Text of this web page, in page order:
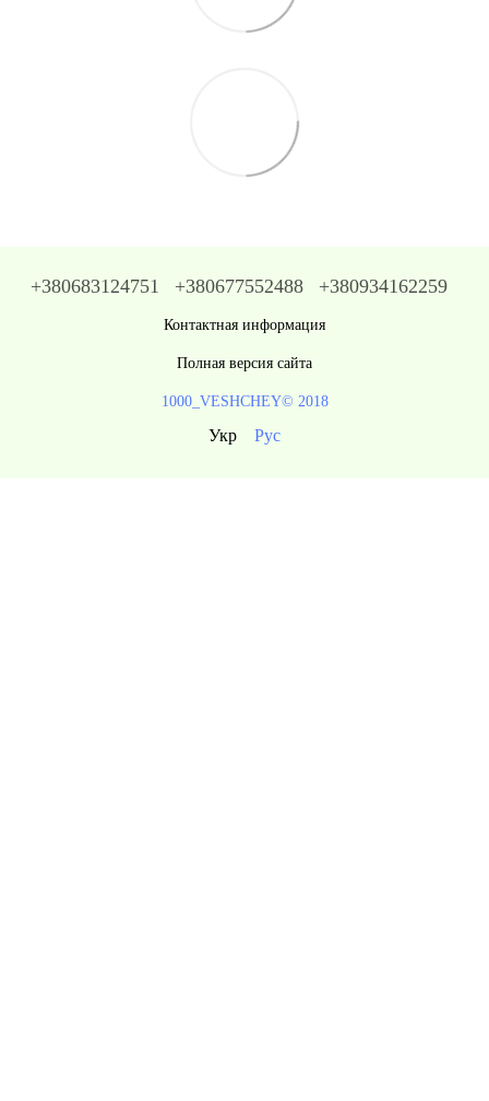
+380683124751 +380677552488 +380934162259
Контактная информация
Полная версия сайта
1000_VESHCHEY© 2018
Укр Рус